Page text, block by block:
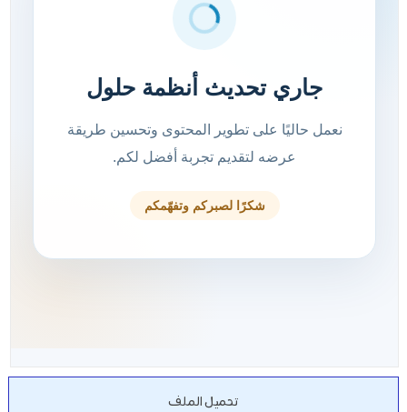
تحميل الملف